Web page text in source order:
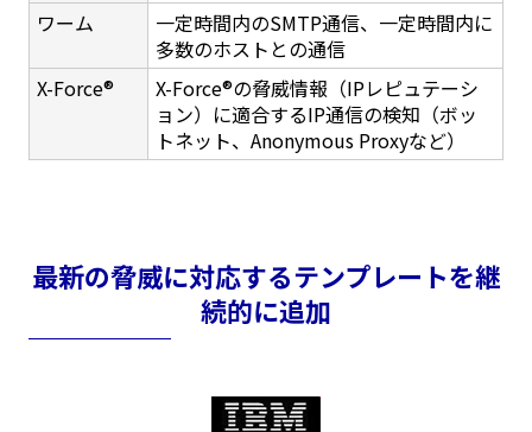
ワーム
一定時間内のSMTP通信、一定時間内に
多数のホストとの通信
X-Force®
X-Force®の脅威情報（IPレピュテーシ
ョン）に適合するIP通信の検知（ボッ
トネット、Anonymous Proxyなど）
最新の脅威に対応するテンプレートを継
続的に追加